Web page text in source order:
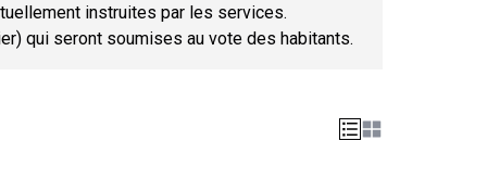
instruites par les services.
qui seront soumises au vote des habitants.